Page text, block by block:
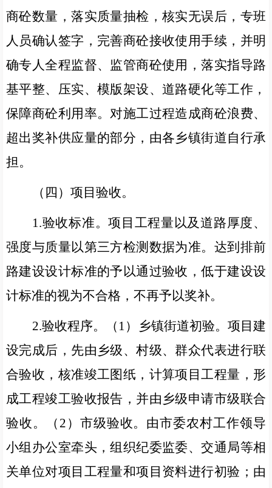
商砼数量，落实质量抽检，核实无误后，专班
人员确认签字，完善商砼接收使用手续，并明
确专人全程监督、监管商砼使用，落实指导路
基平整、压实、模版架设、道路硬化等工作，
保障商砼利用率。对施工过程造成商砼浪费、
超出奖补供应量的部分，由各乡镇街道自行承
担。
（四）项目验收。
1.验收标准。项目工程量以及道路厚度、
强度与质量以第三方检测数据为准。达到排前
路建设设计标准的予以通过验收，低于建设设
计标准的视为不合格，不再予以奖补。
2.验收程序。（ 1）乡镇街道初验。项目建
设完成后，先由乡级、村级、群众代表进行联
合验收，核准竣工图纸，计算项目工程量，形
成工程竣工验收报告，并由乡级申请市级联合
验收。（ 2 ）市级验收。由市委农村工作领导
小组办公室牵头，组织纪委监委、交通局等相
关单位对项目工程量和项目资料进行初验；由